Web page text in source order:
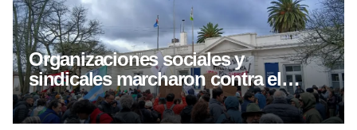
Organizaciones sociales y
sindicales marcharon contra el
proyecto de inviolavilidad de
propiedad privada